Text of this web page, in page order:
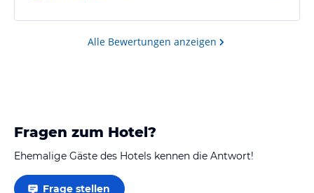
Alle Bewertungen anzeigen
Fragen zum Hotel?
Ehemalige Gäste des Hotels kennen die Antwort!
Frage stellen